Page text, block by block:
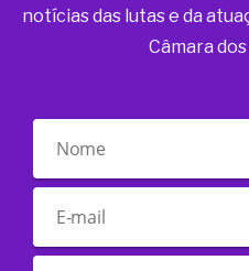
notícias das lutas e da
Câmara